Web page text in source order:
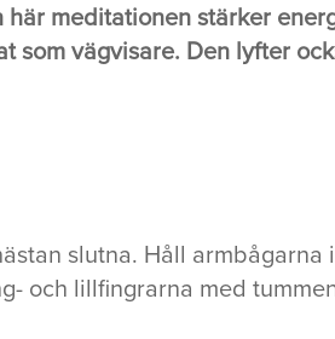
meditationen stärker
som vägvisare. Den lyfter
slutna. Håll armbågarna
och lillfingrarna med